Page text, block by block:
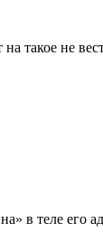
такое не
в теле его